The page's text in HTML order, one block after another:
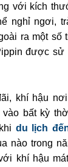
với kích
nghỉ ngơi,
ra một số
được
khí hậu
bất kỳ
du lịch
nào trong
khí hậu